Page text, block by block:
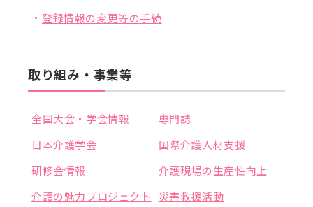
登録情報の変更等の手続
取り組み・事業等
全国大会・学会情報
日本介護学会
研修会情報
介護の魅力プロジェクト
専門誌
国際介護人材支援
介護現場の生産性向上
災害救援活動